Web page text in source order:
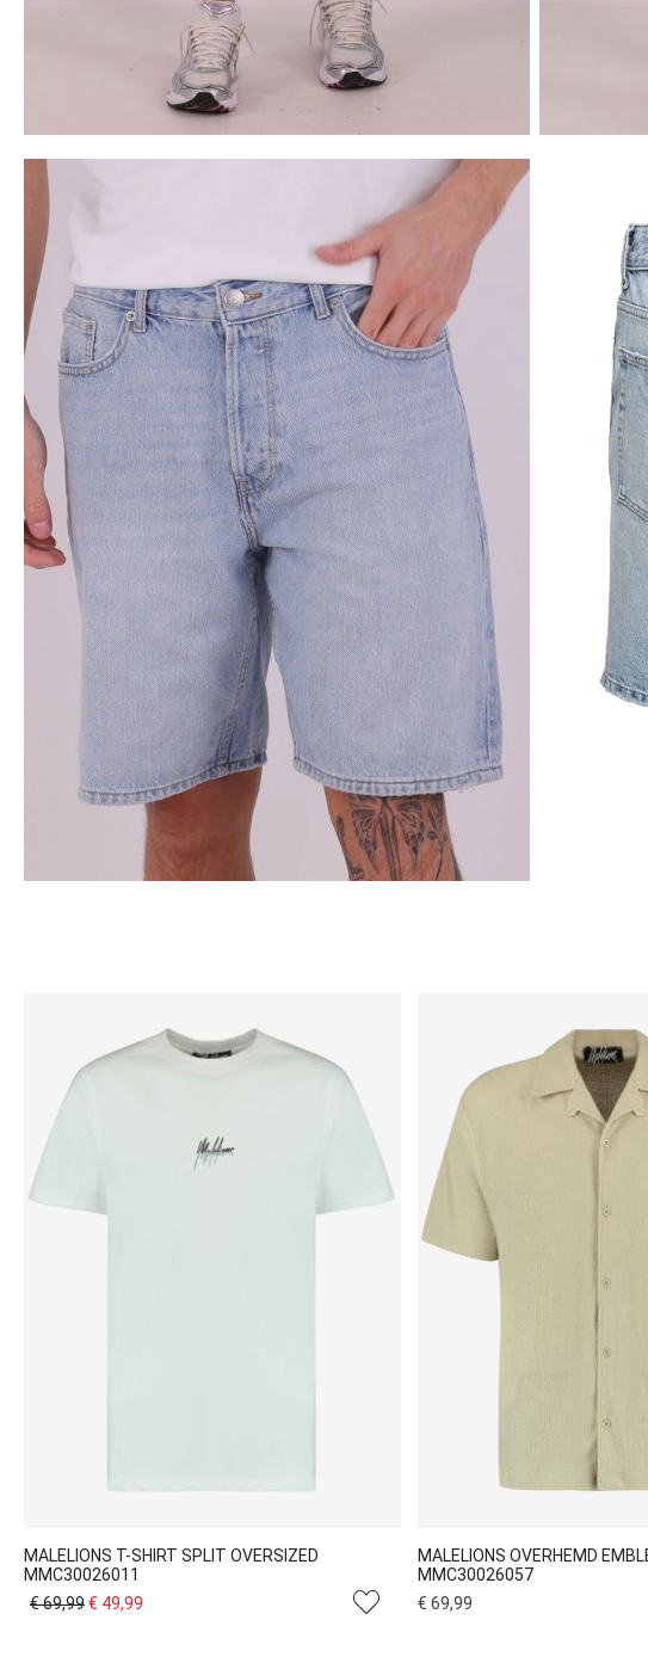
MALELIONS T-SHIRT SPLIT OVERSIZED
MMC30026011
€ 69,99€ 49,99
MALELIONS OVERHEMD
MMC30026057
€ 69,99